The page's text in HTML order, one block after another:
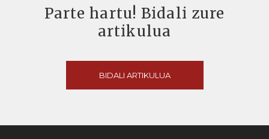
Parte hartu! Bidali zure
artikulua
BIDALI ARTIKULUA